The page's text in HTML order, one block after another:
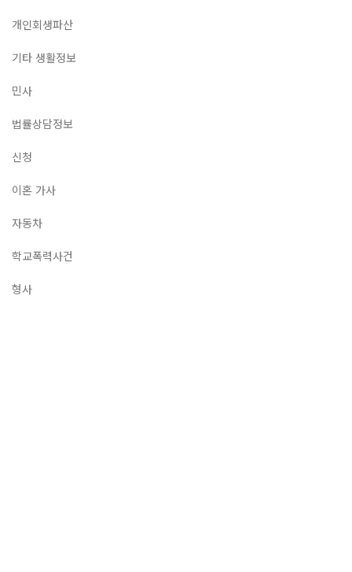
개인회생파산
기타 생활정보
민사
법률상담정보
신청
이혼 가사
자동차
학교폭력사건
형사